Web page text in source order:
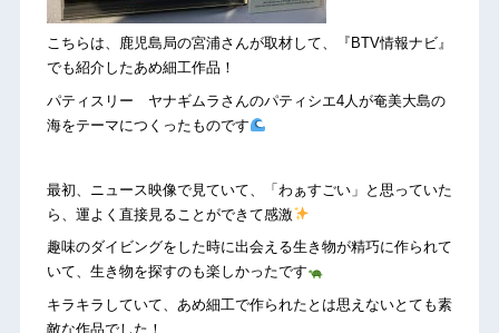
こちらは、鹿児島局の宮浦さんが取材して、『BTV情報ナビ』
でも紹介したあめ細工作品！
パティスリー ヤナギムラさんのパティシエ4人が奄美大島の
海をテーマにつくったものです
最初、ニュース映像で見ていて、「わぁすごい」と思っていた
ら、運よく直接見ることができて感激
趣味のダイビングをした時に出会える生き物が精巧に作られて
いて、生き物を探すのも楽しかったです
キラキラしていて、あめ細工で作られたとは思えないとても素
敵な作品でした！